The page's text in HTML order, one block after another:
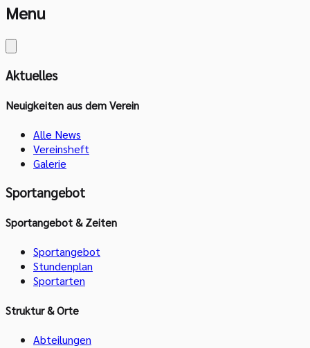
Menu
Aktuelles
Neuigkeiten aus dem Verein
Alle News
Vereinsheft
Galerie
Sportangebot
Sportangebot & Zeiten
Sportangebot
Stundenplan
Sportarten
Struktur & Orte
Abteilungen